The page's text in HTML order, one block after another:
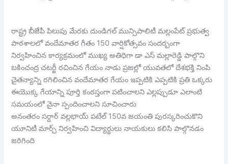
రాష్ట్ర బీజేపీ పిలుపు మేరకు దుండిగల్ మున్సిపాలిటీ మల్లంపేట్ ప్రభుత్వ
పాఠశాలలో వందేమాతర గీతం 150 వార్షికోత్సవం సందర్బంగా
నిర్వహించిన కార్యక్రమంలో ముఖ్య అతిధిగా డా ఎస్ మల్లారెడ్డి పాల్గొని
బకించంద్ర చటర్జీ రచించిన గేయం నాడు ప్రజల్లో యువతలో దేశభక్తి నింపి
చైతన్యాన్ని రగిలించిన వందేమాతర గేయం ఇప్పటికి ఎప్పటికి ప్రతి ఒక్కరు
ఈయొక్క గేయాన్ని పూర్తి కంఠస్తంగా పటించాలని ఎల్లప్పుడూ ఎలాంటి
సమయంలో నైనా స్పందించాలని సూచించారు
అనంతరం సర్దార్ వల్లభాయ్ పటేల్ 150వ జయంతి పురస్కరించుకొని
యూనిటీ మార్చ్ నిర్వహించి విద్యార్థులు నాయకులు కలిసి పాల్గొనడం
జరిగింది